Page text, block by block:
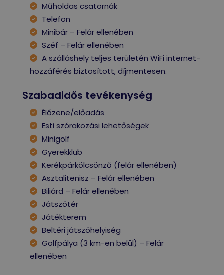
Műholdas csatornák
Telefon
Minibár – Felár ellenében
Széf – Felár ellenében
A szálláshely teljes területén WiFi internet-
hozzáférés biztosított, díjmentesen.
Szabadidős tevékenység
Élőzene/előadás
Esti szórakozási lehetőségek
Minigolf
Gyerekklub
Kerékpárkölcsönző (felár ellenében)
Asztalitenisz – Felár ellenében
Biliárd – Felár ellenében
Játszótér
Játékterem
Beltéri játszóhelyiség
Golfpálya (3 km-en belül) – Felár
ellenében